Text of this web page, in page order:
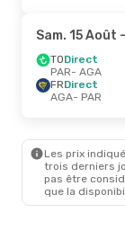
Sam. 15 Août
TODirect
PAR- AGA
FRDirect
AGA- PAR
Les prix
trois derniers
pas être
que la